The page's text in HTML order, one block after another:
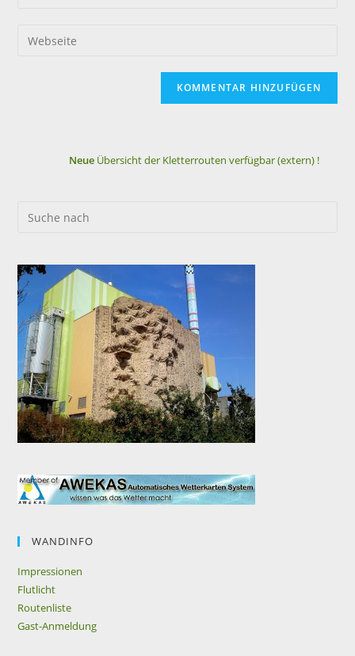
NeueÜbersicht der Kletterrouten verfügbar (extern) !
WANDINFO
Impressionen
Flutlicht
Routenliste
Gast-Anmeldung